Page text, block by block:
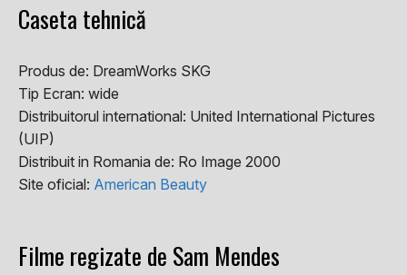
Caseta tehnică
Produs de: DreamWorks SKG
Tip Ecran: wide
Distribuitorul international: United International Pictures
(UIP)
Distribuit in Romania de: Ro Image 2000
Site oficial: American Beauty
Filme regizate de Sam Mendes